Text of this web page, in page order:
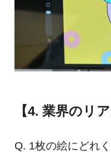
【4. 業界のリ
Q. 1枚の絵にどれ